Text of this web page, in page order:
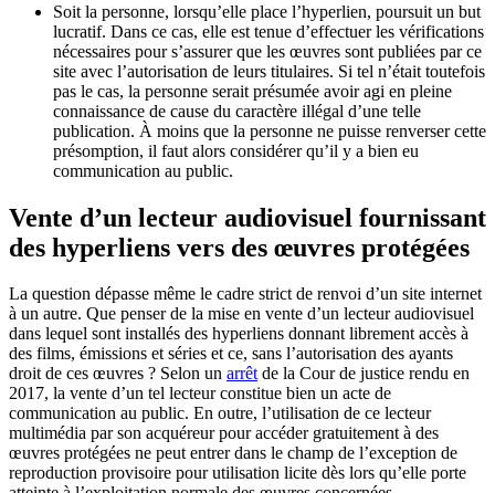
Soit la personne, lorsqu’elle place l’hyperlien, poursuit un but
lucratif. Dans ce cas, elle est tenue d’effectuer les vérifications
nécessaires pour s’assurer que les œuvres sont publiées par ce
site avec l’autorisation de leurs titulaires. Si tel n’était toutefois
pas le cas, la personne serait présumée avoir agi en pleine
connaissance de cause du caractère illégal d’une telle
publication. À moins que la personne ne puisse renverser cette
présomption, il faut alors considérer qu’il y a bien eu
communication au public.
Vente d’un lecteur audiovisuel fournissant
des hyperliens vers des œuvres protégées
La question dépasse même le cadre strict de renvoi d’un site internet
à un autre. Que penser de la mise en vente d’un lecteur audiovisuel
dans lequel sont installés des hyperliens donnant librement accès à
des films, émissions et séries et ce, sans l’autorisation des ayants
droit de ces œuvres ? Selon un arrêtde la Cour de justice rendu en
2017, la vente d’un tel lecteur constitue bien un acte de
communication au public. En outre, l’utilisation de ce lecteur
multimédia par son acquéreur pour accéder gratuitement à des
œuvres protégées ne peut entrer dans le champ de l’exception de
reproduction provisoire pour utilisation licite dès lors qu’elle porte